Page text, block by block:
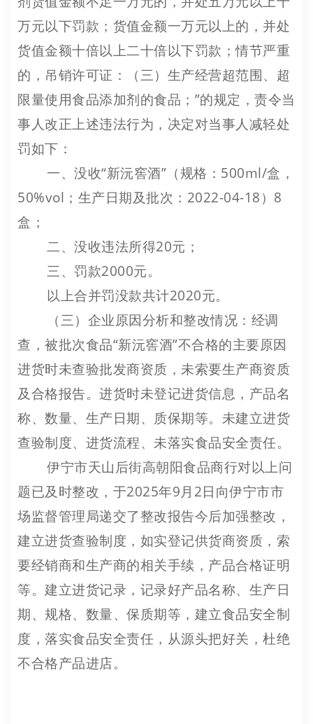
万元以下罚款；货值金额一万元以上的，并处
货值金额十倍以上二十倍以下罚款；情节严重
的，吊销许可证：（三）生产经营超范围、超
限量使用食品添加剂的食品；”的规定，责令当
事人改正上述违法行为，决定对当事人减轻处
罚如下：
一、没收“新沅窖酒”（规格：500ml/盒，
50%vol；生产日期及批次：2022-04-18）8
盒；
二、没收违法所得20元；
三、罚款2000元。
以上合并罚没款共计2020元。
（三）企业原因分析和整改情况：经调
查，被批次食品“新沅窖酒”不合格的主要原因
进货时未查验批发商资质，未索要生产商资质
及合格报告。进货时未登记进货信息，产品名
称、数量、生产日期、质保期等。未建立进货
查验制度、进货流程、未落实食品安全责任。
伊宁市天山后街高朝阳食品商行对以上问
题已及时整改，于2025年9月2日向伊宁市市
场监督管理局递交了整改报告今后加强整改，
建立进货查验制度，如实登记供货商资质，索
要经销商和生产商的相关手续，产品合格证明
等。建立进货记录，记录好产品名称、生产日
期、规格、数量、保质期等，建立食品安全制
度，落实食品安全责任，从源头把好关，杜绝
不合格产品进店。